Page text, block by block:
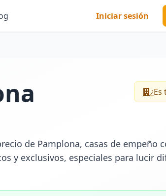
Iniciar sesión
¿Es
de Pamplona, casas de empeño
y exclusivos, especiales para lucir